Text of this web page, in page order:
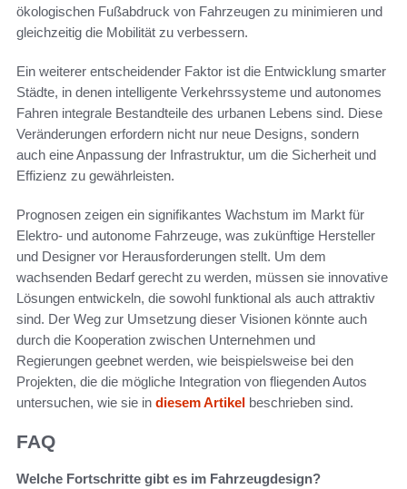
ökologischen Fußabdruck von Fahrzeugen zu minimieren und
gleichzeitig die Mobilität zu verbessern.
Ein weiterer entscheidender Faktor ist die Entwicklung smarter
Städte, in denen intelligente Verkehrssysteme und autonomes
Fahren integrale Bestandteile des urbanen Lebens sind. Diese
Veränderungen erfordern nicht nur neue Designs, sondern
auch eine Anpassung der Infrastruktur, um die Sicherheit und
Effizienz zu gewährleisten.
Prognosen zeigen ein signifikantes Wachstum im Markt für
Elektro- und autonome Fahrzeuge, was zukünftige Hersteller
und Designer vor Herausforderungen stellt. Um dem
wachsenden Bedarf gerecht zu werden, müssen sie innovative
Lösungen entwickeln, die sowohl funktional als auch attraktiv
sind. Der Weg zur Umsetzung dieser Visionen könnte auch
durch die Kooperation zwischen Unternehmen und
Regierungen geebnet werden, wie beispielsweise bei den
Projekten, die die mögliche Integration von fliegenden Autos
untersuchen, wie sie in diesem Artikel beschrieben sind.
FAQ
Welche Fortschritte gibt es im Fahrzeugdesign?